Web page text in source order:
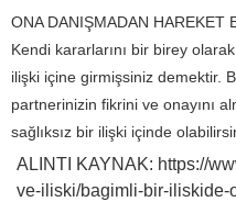
ONA DANIŞMADAN HAREKET
Kendi kararlarını bir birey olarak
ilişki içine girmişsiniz demektir.
partnerinizin fikrini ve onayını
sağlıksız bir ilişki içinde
ALINTI KAYNAK: https://
ve-iliski/bagimli-bir-iliskide-